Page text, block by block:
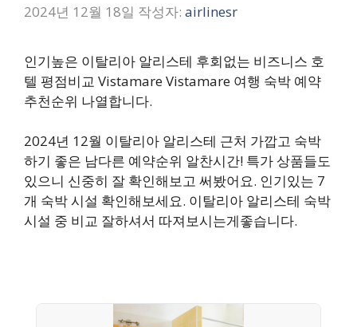
2024년 12월 18일 작성자: airlinesr
인기높은 이탈리아 알리스테 후회없는 비즈니스 호
텔 평점비교 Vistamare Vistamare 여행 숙박 예약
추천순위 나열합니다.
2024년 12월 이탈리아 알리스테 근처 가깝고 숙박
하기 좋은 남다른 예약순위 알찬시간! 특가 상품들도
있으니 신중히 잘 확인해보고 써봤어요. 인기있는 7
개 숙박 시설 확인해보세요. 이탈리아 알리스테 숙박
시설 중 비교 잘하셔서 따져보시는게좋습니다.